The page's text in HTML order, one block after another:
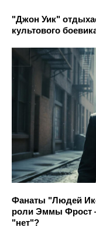
"Джон Уик"
культового
Фанаты "Людей
роли Эммы Фрост
"нет"?